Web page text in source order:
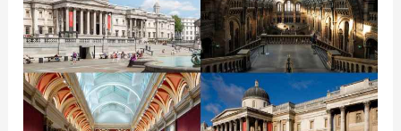
evalúa
cobrar
entrada
a
museos